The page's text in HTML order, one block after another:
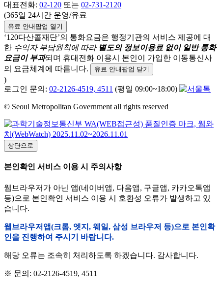
대표전화: 02-120 또는 02-731-2120
(365일 24시간 운영/유료
유료 안내팝업 열기
‘120다산콜재단’의 통화요금은 행정기관의 서비스 제공에 대
한 수익자 부담원칙에 따라 별도의 정보이용료 없이 일반 통화
요금이 부과되며 휴대전화 이용시 본인이 가입한 이동통신사
의 요금체계에 따릅니다.
유료 안내팝업 닫기
)
로그인 문의: 02-2126-4519, 4511 (평일 09:00~18:00)
© Seoul Metropolitan Government all rights reserved
상단으로
본인확인 서비스 이용 시 주의사항
웹브라우저가 아닌 앱(네이버앱, 다음앱, 구글앱, 카카오톡앱
등)으로 본인확인 서비스 이용 시 호환성 오류가 발생하고 있
습니다.
웹브라우저앱(크롬, 엣지, 웨일, 삼성 브라우저 등)으로 본인확
인을 진행하여 주시기 바랍니다.
해당 오류는 조속히 처리하도록 하겠습니다. 감사합니다.
※ 문의: 02-2126-4519, 4511